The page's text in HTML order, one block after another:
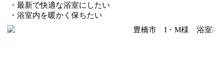
・最新で快適な浴室にしたい
・浴室内を暖かく保ちたい